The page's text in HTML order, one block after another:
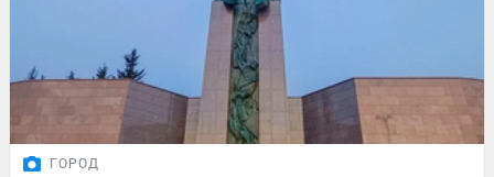
ГОРОД